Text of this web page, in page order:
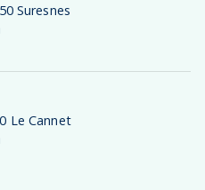
Suresnes
Le Cannet